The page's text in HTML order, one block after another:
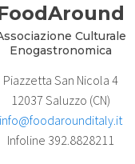
Culturale
Enogastronomica
Piazzetta San Nicola 4
12037 Saluzzo (CN)
info@foodarounditaly.it
Infoline 392.8828211